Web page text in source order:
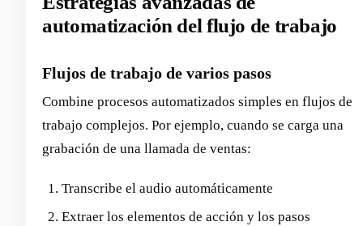
automatización del flujo de trabajo
Flujos de trabajo de varios pasos
Combine procesos automatizados simples en flujos de
trabajo complejos. Por ejemplo, cuando se carga una
grabación de una llamada de ventas:
Transcribe el audio automáticamente
Extraer los elementos de acción y los pasos